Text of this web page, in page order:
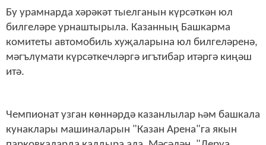
Бу урамнарда хәрәкәт тыелганын күрсәткән юл
билгеләре урнаштырыла. Казанның Башкарма
комитеты автомобиль хуҗаларына юл билгеләренә,
мәгълүмати күрсәткечләргә игътибар итәргә киңәш
итә.
Чемпионат узган көннәрдә казанлылар һәм башкала
кунаклары машиналарын "Казан Арена"га якын